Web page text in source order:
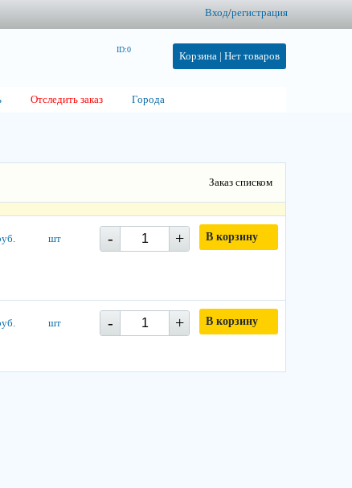
Вход/регистрация
Корзина | Нет товаров
ID:0
Отследить заказ Города
Заказ списком
шт - + В корзину
шт - + В корзину